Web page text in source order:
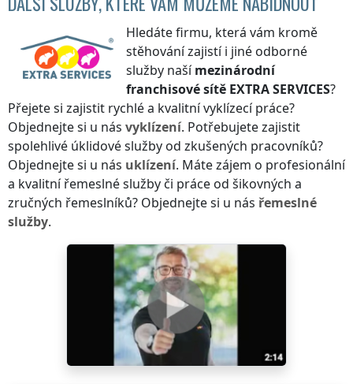
Hledáte firmu, která vám kromě
stěhování zajistí i jiné odborné
služby našímezinárodní
franchisové sítě EXTRA SERVICES?
Přejete si zajistit rychlé a kvalitní vyklízecí práce?
Objednejte si u nás vyklízení. Potřebujete zajistit
spolehlivé úklidové služby od zkušených pracovníků?
Objednejte si u nás uklízení. Máte zájem o profesionální
a kvalitní řemeslné služby či práce od šikovných a
zručných řemeslníků? Objednejte si u nás řemeslné
služby.